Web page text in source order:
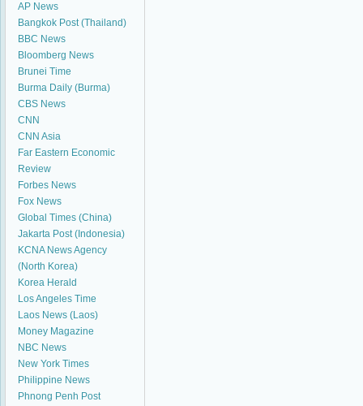
AP News
Bangkok Post (Thailand)
BBC News
Bloomberg News
Brunei Time
Burma Daily (Burma)
CBS News
CNN
CNN Asia
Far Eastern Economic
Review
Forbes News
Fox News
Global Times (China)
Jakarta Post (Indonesia)
KCNA News Agency
(North Korea)
Korea Herald
Los Angeles Time
Laos News (Laos)
Money Magazine
NBC News
New York Times
Philippine News
Phnong Penh Post